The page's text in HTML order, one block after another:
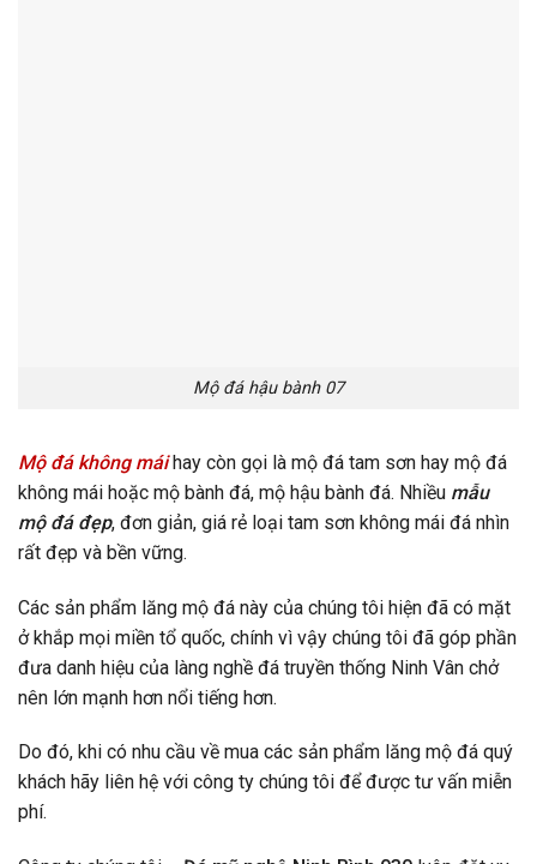
Mộ đá hậu bành 07
Mộ đá không máihay còn gọi là mộ đá tam sơn hay mộ đá
không mái hoặc mộ bành đá, mộ hậu bành đá. Nhiều mẫu
mộ đá đẹp, đơn giản, giá rẻ loại tam sơn không mái đá nhìn
rất đẹp và bền vững.
Các sản phẩm lăng mộ đá này của chúng tôi hiện đã có mặt
ở khắp mọi miền tổ quốc, chính vì vậy chúng tôi đã góp phần
đưa danh hiệu của làng nghề đá truyền thống Ninh Vân chở
nên lớn mạnh hơn nổi tiếng hơn.
Do đó, khi có nhu cầu về mua các sản phẩm lăng mộ đá quý
khách hãy liên hệ với công ty chúng tôi để được tư vấn miễn
phí.